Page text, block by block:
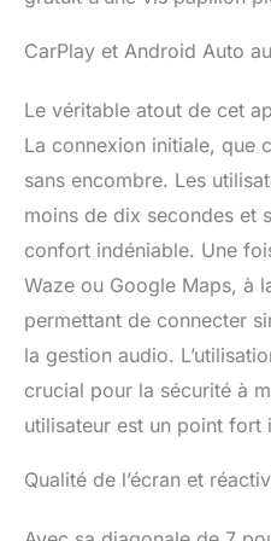
CarPlay et Android Auto
Le véritable atout de cet
La connexion initiale, que
sans encombre. Les
moins de dix secondes et
confort indéniable. Une
Waze ou Google Maps, à
permettant de connecter
la gestion audio.
crucial pour la sécurité à
utilisateur est un point fort
Qualité de l’écran et